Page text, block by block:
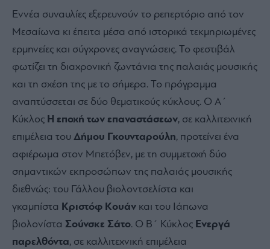
Εννέα συναυλίες εξερευνούν το ρεπερτόριο από τον
Μεσαίωνα κι έπειτα μέσα από ιστορικά τεκμηριωμένες
ερμηνείες και σύγχρονες αναγνώσεις. Το φεστιβάλ
φωτίζει τη διαχρονική ζωντάνια της παλαιάς μουσικής
και τη σχέση της με το σήμερα. Το πρόγραμμα
αναπτύσσεται σε δύο θεματικούς κύκλους. Ο Α΄
Κύκλος Η εποχή των επαναστάσεων, σε καλλιτεχνική
επιμέλεια του Δήμου Γκουνταρούλη, προτείνει ένα
αφιέρωμα στον Μπετόβεν, με τη συμμετοχή δύο
σημαντικών εκπροσώπων της παλαιάς μουσικής
διεθνώς: του Γάλλου βιολοντσελίστα και
γκαμπίστα Κριστόφ Κουάν και του Ιάπωνα
βιολονίστα Σούνσκε Σάτο. Ο Β΄ Κύκλος Ενεργά
παρελθόντα, σε καλλιτεχνική επιμέλεια